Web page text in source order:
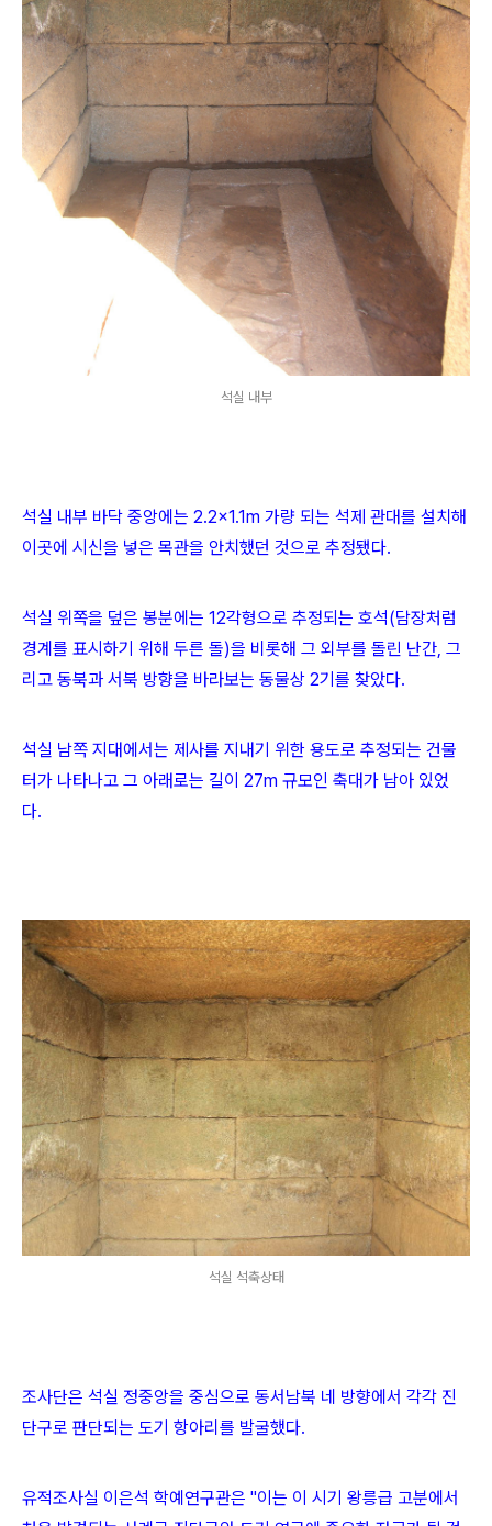
석실 내부
석실 내부 바닥 중앙에는 2.2×1.1m 가량 되는 석제 관대를 설치해
이곳에 시신을 넣은 목관을 안치했던 것으로 추정됐다.
석실 위쪽을 덮은 봉분에는 12각형으로 추정되는 호석(담장처럼
경계를 표시하기 위해 두른 돌)을 비롯해 그 외부를 돌린 난간, 그
리고 동북과 서북 방향을 바라보는 동물상 2기를 찾았다.
석실 남쪽 지대에서는 제사를 지내기 위한 용도로 추정되는 건물
터가 나타나고 그 아래로는 길이 27m 규모인 축대가 남아 있었
다.
석실 석축상태
조사단은 석실 정중앙을 중심으로 동서남북 네 방향에서 각각 진
단구로 판단되는 도기 항아리를 발굴했다.
유적조사실 이은석 학예연구관은 "이는 이 시기 왕릉급 고분에서